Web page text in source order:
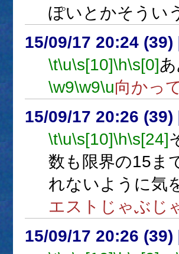
ぽいとかそうい
15/09/17 20:24 (39)
\t\u\s[10]\h\s[0]
\w9\w9\u向かっ
15/09/17 20:26 (39)
\t\u\s[10]\h\s[24]
数も限界の15ま
れないように気
エストじゃぶじ
15/09/17 20:26 (39)